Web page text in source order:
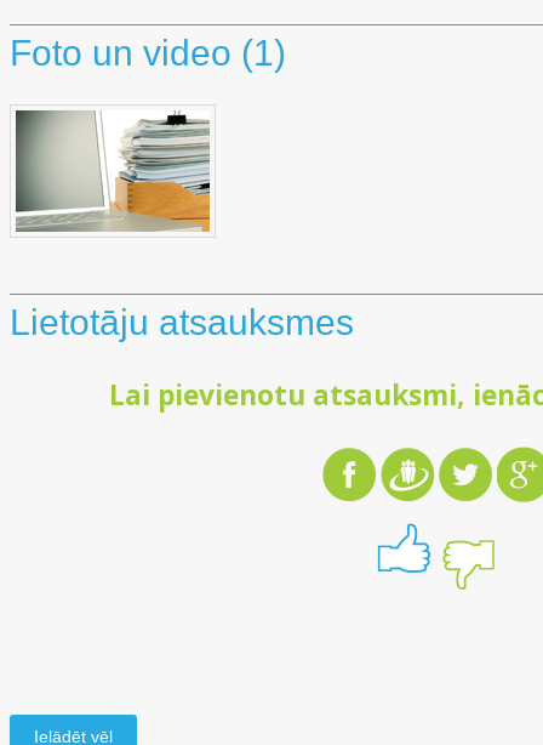
Foto un video (1)
Lietotāju atsauksmes
Lai pievienotu atsauksmi,
Ielādēt vēl